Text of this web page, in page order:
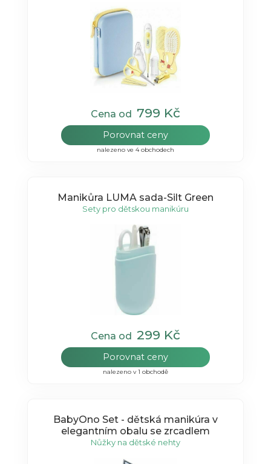
Cena od 799 Kč
Porovnat ceny
nalezeno ve 4 obchodech
Manikůra LUMA sada-Silt Green
Sety pro dětskou manikúru
Cena od 299 Kč
Porovnat ceny
nalezeno v 1 obchodě
BabyOno Set - dětská manikúra v
elegantním obalu se zrcadlem
Nůžky na dětské nehty